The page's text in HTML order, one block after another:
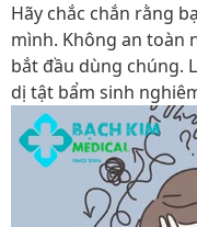
Hãy chắc chắn rằng
mình. Không an toàn
bắt đầu dùng chúng.
dị tật bẩm sinh